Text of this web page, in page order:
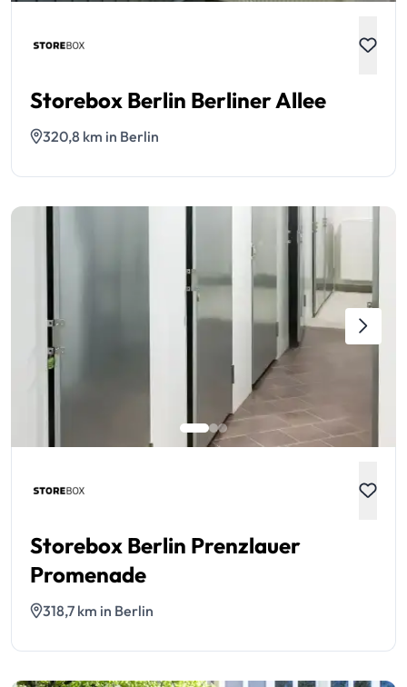
Storebox Berlin Berliner Allee
320,8 km in Berlin
Storebox Berlin Prenzlauer
Promenade
318,7 km in Berlin